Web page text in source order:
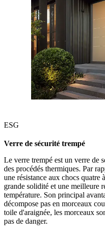
ESG
Verre de sécurité trempé
Le verre trempé est un verre de
des procédés thermiques. Par
une résistance aux chocs quatre
grande solidité et une meilleure
température. Son principal
décompose pas en morceaux
toile d'araignée, les morceaux
pas de danger.